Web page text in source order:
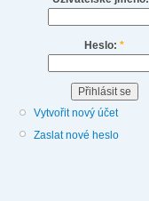
Heslo: *
Vytvořit nový účet
Zaslat nové heslo